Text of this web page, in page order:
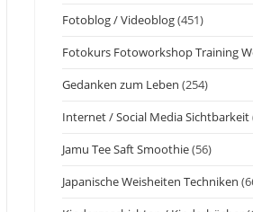
Fotoblog / Videoblog(451)
Fotokurs Fotoworkshop Training
Gedanken zum Leben (254)
Internet / Social Media Sichtbarkeit
Jamu Tee Saft Smoothie(56)
Japanische Weisheiten Techniken